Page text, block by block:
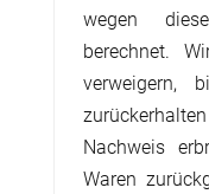
wegen
berechnet.
verweigern,
Nachweis
Waren